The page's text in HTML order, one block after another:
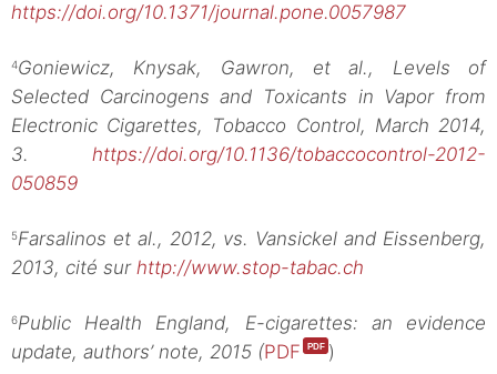
https://doi.org/10.1371/journal.pone.0057987
4Goniewicz, Knysak, Gawron, et al., Levels of
Selected Carcinogens and Toxicants in Vapor from
Electronic Cigarettes, Tobacco Control, March 2014,
3. https://doi.org/10.1136/tobaccocontrol-2012-
050859
5Farsalinos et al., 2012, vs. Vansickel and Eissenberg,
2013, cité sur http://www.stop-tabac.ch
6Public Health England, E-cigarettes: an evidence
update, authors’ note, 2015 (PDF )